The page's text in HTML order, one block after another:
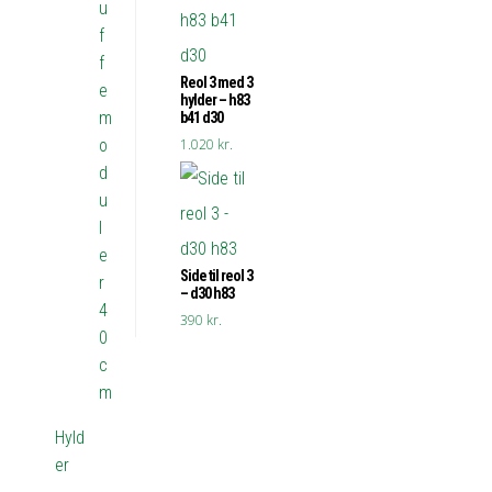
Reol 3 med 3
hylder – h83
b41 d30
1.020 kr.
Side til reol 3
– d30 h83
390 kr.
u
f
f
e
m
o
d
u
l
e
r
4
0
c
m
Hyld
er